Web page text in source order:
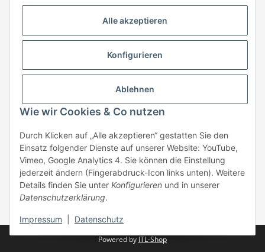
74538 Rosengarten-Uttenhofen
Telefon: +49 (0) 7907 943 690
Fax: +49 (0) 7907 942 0222
Mail:info@hstronic-gmbh.de
Beratung:+49 (0) 7907 943690
Anfragen oder Muster anfordern:
info@hstronic-gmbh.de
* Alle Preise zzgl. gesetzlicher USt., zzgl.
Powered by JTL-Shop
Alle akzeptieren
Konfigurieren
Ablehnen
Wie wir Cookies & Co nutzen
Durch Klicken auf „Alle akzeptieren“ gestatten Sie den
Einsatz folgender Dienste auf unserer Website: YouTube,
Vimeo, Google Analytics 4. Sie können die Einstellung
jederzeit ändern (Fingerabdruck-Icon links unten). Weitere
Details finden Sie unter Konfigurieren und in unserer
Datenschutzerklärung.
Impressum Datenschutz